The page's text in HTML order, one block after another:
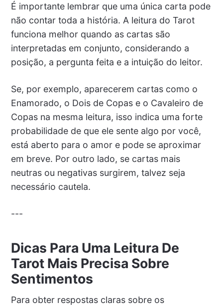
É importante lembrar que uma única carta pode
não contar toda a história. A leitura do Tarot
funciona melhor quando as cartas são
interpretadas em conjunto, considerando a
posição, a pergunta feita e a intuição do leitor.
Se, por exemplo, aparecerem cartas como o
Enamorado, o Dois de Copas e o Cavaleiro de
Copas na mesma leitura, isso indica uma forte
probabilidade de que ele sente algo por você,
está aberto para o amor e pode se aproximar
em breve. Por outro lado, se cartas mais
neutras ou negativas surgirem, talvez seja
necessário cautela.
---
Dicas Para Uma Leitura De
Tarot Mais Precisa Sobre
Sentimentos
Para obter respostas claras sobre os